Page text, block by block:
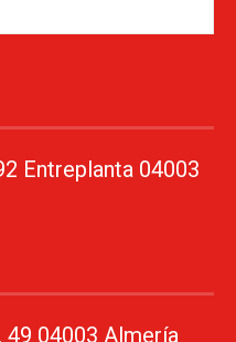
Entreplanta 04003
49 04003 Almería